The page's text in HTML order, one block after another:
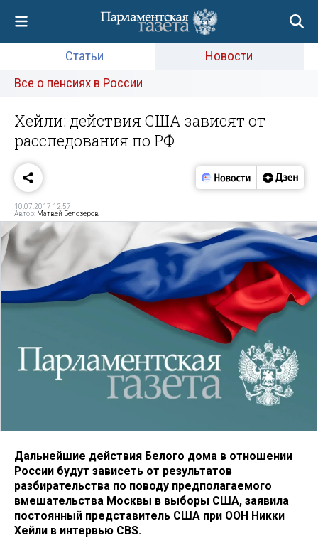
Статьи
Новости
Все о пенсиях в России
Хейли: действия США зависят от
расследования по РФ
10.07.2017 12:57
Автор: Матвей Белозеров
Дальнейшие действия Белого дома в отношении
России будут зависеть от результатов
разбирательства по поводу предполагаемого
вмешательства Москвы в выборы США, заявила
постоянный представитель США при ООН Никки
Хейли в интервью CBS.